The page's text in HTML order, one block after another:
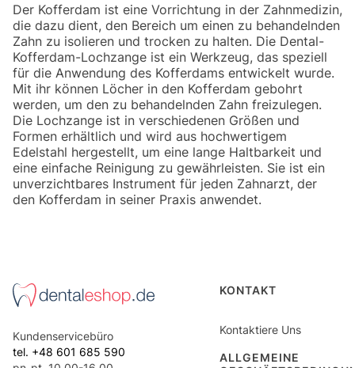
Der Kofferdam ist eine Vorrichtung in der Zahnmedizin,
die dazu dient, den Bereich um einen zu behandelnden
Zahn zu isolieren und trocken zu halten. Die Dental-
Kofferdam-Lochzange ist ein Werkzeug, das speziell
für die Anwendung des Kofferdams entwickelt wurde.
Mit ihr können Löcher in den Kofferdam gebohrt
werden, um den zu behandelnden Zahn freizulegen.
Die Lochzange ist in verschiedenen Größen und
Formen erhältlich und wird aus hochwertigem
Edelstahl hergestellt, um eine lange Haltbarkeit und
eine einfache Reinigung zu gewährleisten. Sie ist ein
unverzichtbares Instrument für jeden Zahnarzt, der
den Kofferdam in seiner Praxis anwendet.
Kundenservicebüro
tel. +48 601 685 590
Fußzeilenmenü
KONTAKT
Kontaktiere Uns
ALLGEMEINE